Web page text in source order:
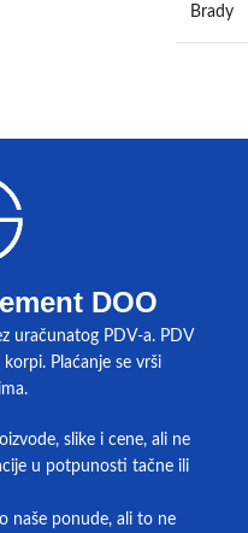
Brady
DOO
uračunatog PDV-a. PDV
Plaćanje se vrši
slike i cene, ali ne
u potpunosti tačne ili
naše ponude, ali to ne